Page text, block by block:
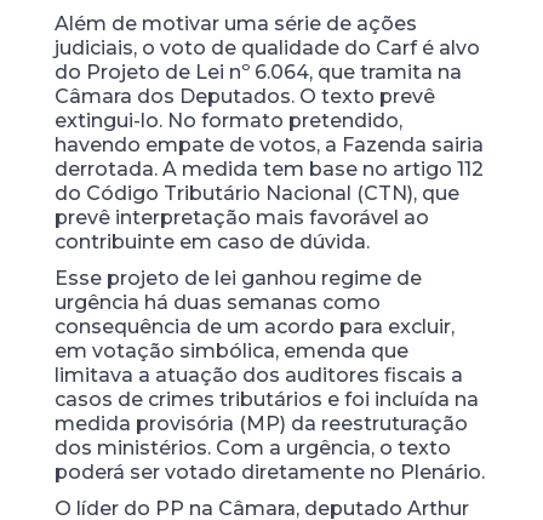
Além de motivar uma série de ações
judiciais, o voto de qualidade do Carf é alvo
do Projeto de Lei nº 6.064, que tramita na
Câmara dos Deputados. O texto prevê
extingui-lo. No formato pretendido,
havendo empate de votos, a Fazenda sairia
derrotada. A medida tem base no artigo 112
do Código Tributário Nacional (CTN), que
prevê interpretação mais favorável ao
contribuinte em caso de dúvida.
Esse projeto de lei ganhou regime de
urgência há duas semanas como
consequência de um acordo para excluir,
em votação simbólica, emenda que
limitava a atuação dos auditores fiscais a
casos de crimes tributários e foi incluída na
medida provisória (MP) da reestruturação
dos ministérios. Com a urgência, o texto
poderá ser votado diretamente no Plenário.
O líder do PP na Câmara, deputado Arthur